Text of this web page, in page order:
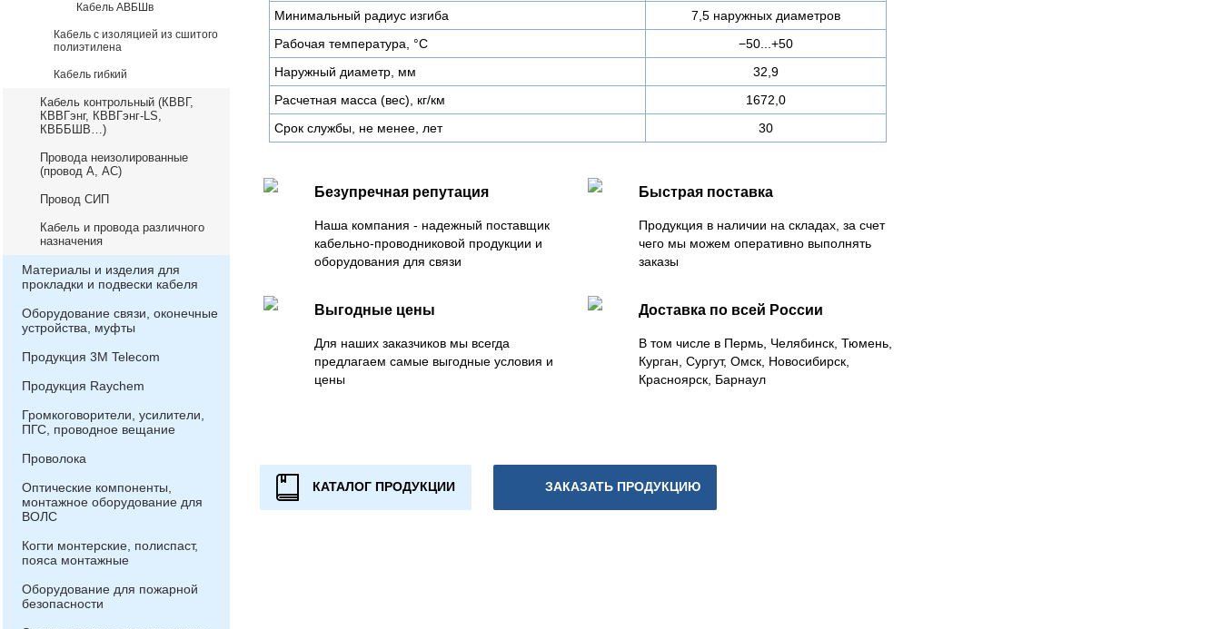
Кабель АВБШв
Кабель с изоляцией из сшитого
полиэтилена
Кабель гибкий
Кабель контрольный (КВВГ,
КВВГэнг, КВВГэнг-LS,
КВББШВ…)
Провода неизолированные
(провод А, АС)
Провод СИП
Кабель и провода различного
назначения
Материалы и изделия для
прокладки и подвески кабеля
Оборудование связи, оконечные
устройства, муфты
Продукция 3М Telecom
Продукция Raychem
Громкоговорители, усилители,
ПГС, проводное вещание
Проволока
Оптические компоненты,
монтажное оборудование для
ВОЛС
Когти монтерские, полиспаст,
пояса монтажные
Оборудование для пожарной
безопасности
Минимальный радиус изгиба
7,5 наружных диаметров
Рабочая температура, °C
−50...+50
Наружный диаметр, мм
32,9
Расчетная масса (вес), кг/км
1672,0
Срок службы, не менее, лет
30
Безупречная репутация
Наша компания - надежный поставщик
кабельно-проводниковой продукции и
оборудования для связи
Быстрая поставка
Продукция в наличии на складах, за счет
чего мы можем оперативно выполнять
заказы
Выгодные цены
Для наших заказчиков мы всегда
предлагаем самые выгодные условия и
цены
Доставка по всей России
В том числе в Пермь, Челябинск, Тюмень,
Курган, Сургут, Омск, Новосибирск,
Красноярск, Барнаул
КАТАЛОГ ПРОДУКЦИИ ЗАКАЗАТЬ ПРОДУКЦИЮ